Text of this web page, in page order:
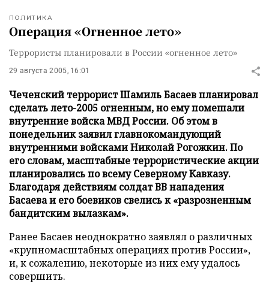
ПОЛИТИКА
Операция «Огненное лето»
Террористы планировали в России «огненное лето»
29 августа 2005, 16:01
Чеченский террорист Шамиль Басаев планировал
сделать лето-2005 огненным, но ему помешали
внутренние войска МВД России. Об этом в
понедельник заявил главнокомандующий
внутренними войсками Николай Рогожкин. По
его словам, масштабные террористические акции
планировались по всему Северному Кавказу.
Благодаря действиям солдат ВВ нападения
Басаева и его боевиков свелись к «разрозненным
бандитским вылазкам».
Ранее Басаев неоднократно заявлял о различных
«крупномасштабных операциях против России»,
и, к сожалению, некоторые из них ему удалось
совершить.